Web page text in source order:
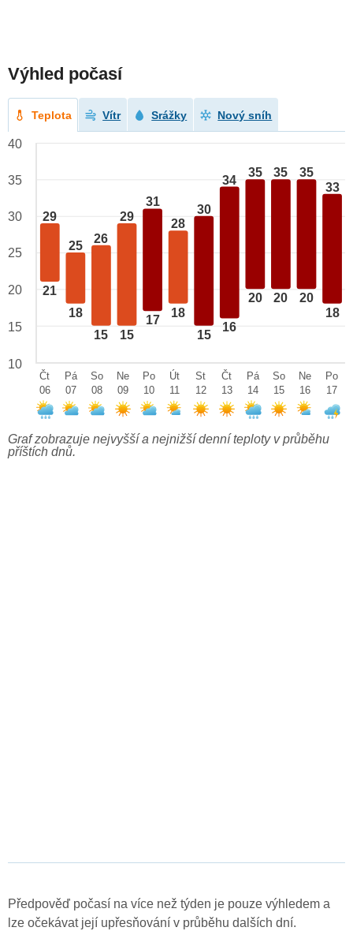
Výhled počasí
Teplota Vítr Srážky Nový sníh
29
21
25
18
26
15
29
15
31
17
28
18
30
15
34
16
35
20
35
20
35
20
33
18
40
35
30
25
20
15
10
Čt
06
Pá
07
So
08
Ne
09
Po
10
Út
11
St
12
Čt
13
Pá
14
So
15
Ne
16
Po
17
Graf zobrazuje nejvyšší a nejnižší denní teploty v průběhu
příštích dnů.
Předpověď počasí na více než týden je pouze výhledem a
lze očekávat její upřesňování v průběhu dalších dní.